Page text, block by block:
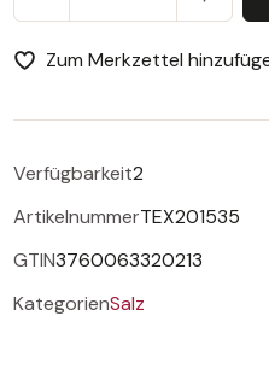
Zum Merkzettel
Verfügbarkeit2
ArtikelnummerTEX201535
GTIN3760063320213
KategorienSalz